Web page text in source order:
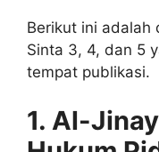
Berikut ini adalah
Sinta 3, 4, dan 5
tempat publikasi.
1. Al-